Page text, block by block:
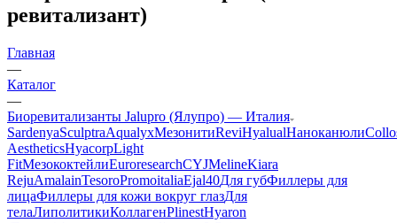
ревитализант)
Главная
—
Каталог
—
Биоревитализанты Jalupro (Ялупро) — Италия
SardenyaSculptraAqualyxМезонитиReviHyalualНаноканюли
AestheticsHyacorpLight
FitМезококтейлиEuroresearchCYJMelineKiara
RejuAmalainTesoroPromoitaliaEjal40Для губФиллеры для
лицаФиллеры для кожи вокруг глазДля
телаЛиполитикиКоллагенPlinestHyaron